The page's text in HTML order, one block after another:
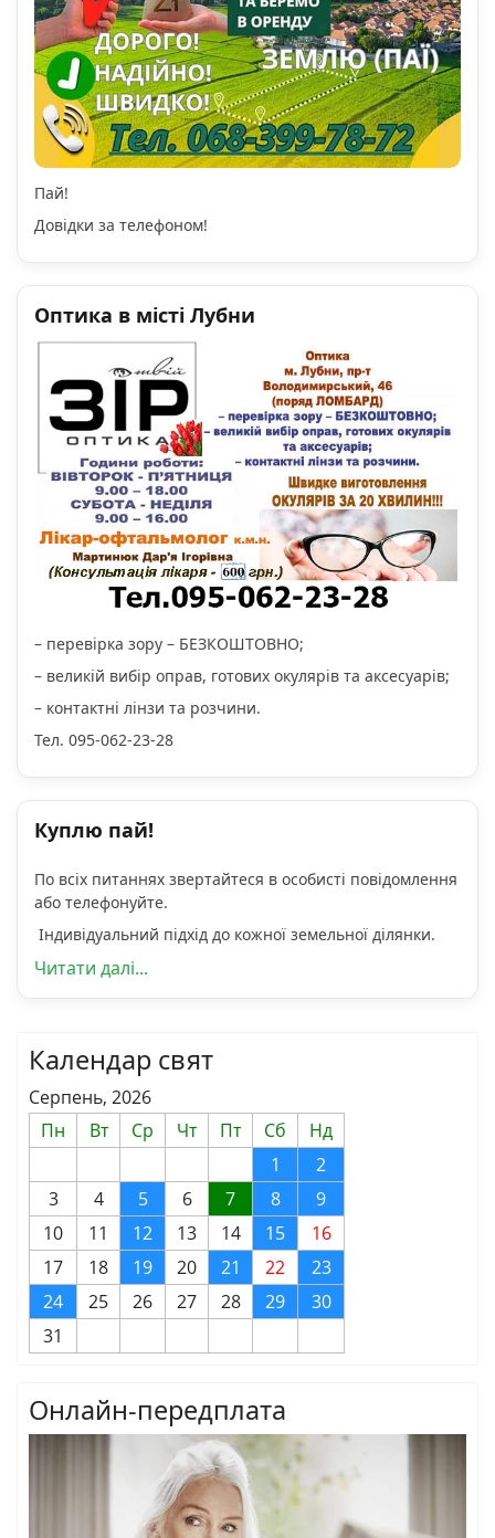
Пай!
Довідки за телефоном!
Оптика в місті Лубни
– перевірка зору – БЕЗКОШТОВНО;
– великій вибір оправ, готових окулярів та аксесуарів;
– контактні лінзи та розчини.
Тел. 095-062-23-28
Куплю пай!
По всіх питаннях звертайтеся в особисті повідомлення
або телефонуйте.
Індивідуальний підхід до кожної земельної ділянки.
Читати далі...
Календар свят
Серпень, 2026
Пн
Вт Ср Чт Пт Сб
Нд
1
2
3
4 5 6 7 8
9
10
11 12 13 14 15
16
17
18 19 20 21 22
23
24
25 26 27 28 29
30
31
Онлайн-передплата